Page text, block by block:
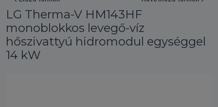
LG Therma-V HM143HF
monoblokkos levegő-víz
hőszivattyú hidromodul egységgel
14 kW